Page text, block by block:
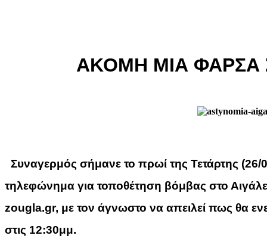
ΑΚΟΜΗ ΜΙΑ ΦΑΡΣΑ
Συναγερμός σήμανε το πρωί της Τετάρτης
τηλεφώνημα για τοποθέτηση βόμβας στο
zougla.gr, με τον άγνωστο να απειλεί πως θα
στις 12:30μμ.